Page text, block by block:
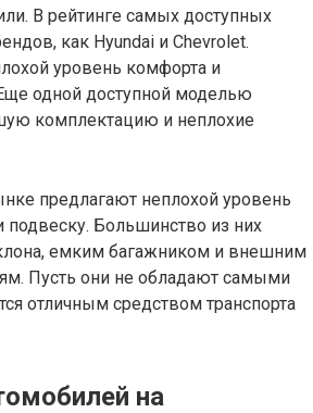
В рейтинге самых доступных
как Hyundai и Chevrolet.
уровень комфорта и
одной доступной моделью
комплектацию и неплохие
предлагают неплохой уровень
Большинство из них
емким багажником и внешним
Пусть они не обладают самыми
отличным средством транспорта
на